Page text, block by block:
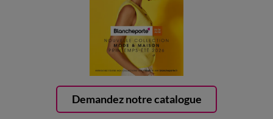
Demandez notre catalogue